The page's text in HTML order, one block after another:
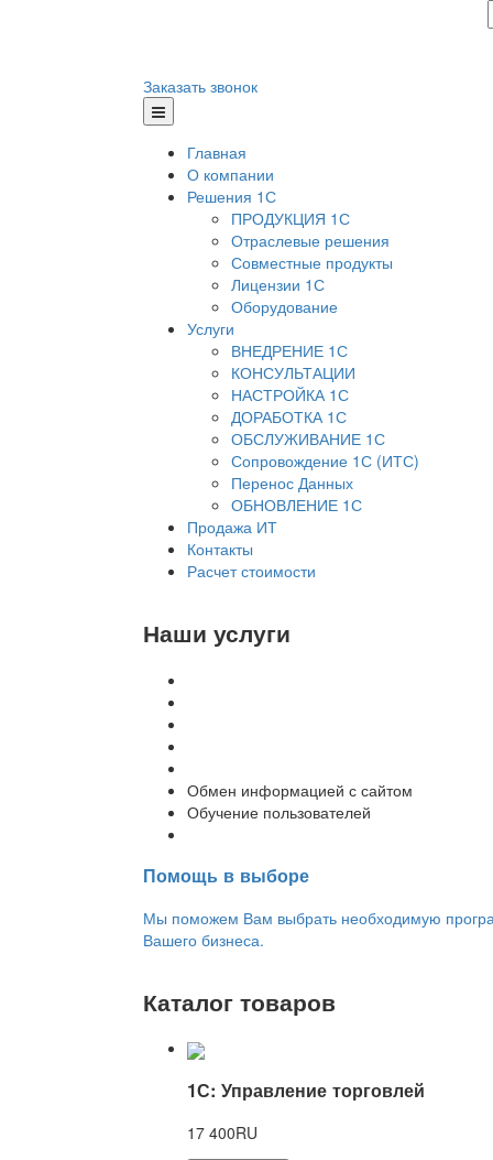
Заказать звонок
Главная
О компании
Решения 1С
ПРОДУКЦИЯ 1С
Отраслевые решения
Совместные продукты
Лицензии 1С
Оборудование
Услуги
ВНЕДРЕНИЕ 1С
КОНСУЛЬТАЦИИ
НАСТРОЙКА 1С
ДОРАБОТКА 1С
ОБСЛУЖИВАНИЕ 1С
Сопровождение 1С (ИТС)
Перенос Данных
ОБНОВЛЕНИЕ 1С
Продажа ИТ
Контакты
Расчет стоимости
Наши услуги
Обмен информацией с сайтом
Обучение пользователей
Помощь в выборе
Мы поможем Вам выбрать необходимую
Вашего бизнеса.
Каталог товаров
1С: Управление торговлей
17 400RU